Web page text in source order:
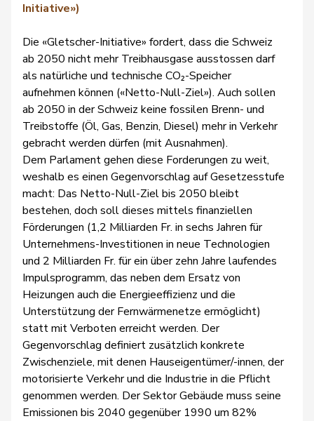
Initiative»)
Die «Gletscher-Initiative» fordert, dass die Schweiz
ab 2050 nicht mehr Treibhausgase ausstossen darf
als natürliche und technische CO₂-Speicher
aufnehmen können («Netto-Null-Ziel»). Auch sollen
ab 2050 in der Schweiz keine fossilen Brenn- und
Treibstoffe (Öl, Gas, Benzin, Diesel) mehr in Verkehr
gebracht werden dürfen (mit Ausnahmen).
Dem Parlament gehen diese Forderungen zu weit,
weshalb es einen Gegenvorschlag auf Gesetzesstufe
macht: Das Netto-Null-Ziel bis 2050 bleibt
bestehen, doch soll dieses mittels finanziellen
Förderungen (1,2 Milliarden Fr. in sechs Jahren für
Unternehmens-Investitionen in neue Technologien
und 2 Milliarden Fr. für ein über zehn Jahre laufendes
Impulsprogramm, das neben dem Ersatz von
Heizungen auch die Energieeffizienz und die
Unterstützung der Fernwärmenetze ermöglicht)
statt mit Verboten erreicht werden. Der
Gegenvorschlag definiert zusätzlich konkrete
Zwischenziele, mit denen Hauseigentümer/-innen, der
motorisierte Verkehr und die Industrie in die Pflicht
genommen werden. Der Sektor Gebäude muss seine
Emissionen bis 2040 gegenüber 1990 um 82%